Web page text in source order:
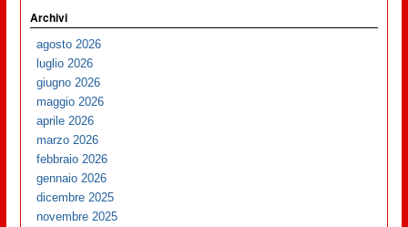
Archivi
agosto 2026
luglio 2026
giugno 2026
maggio 2026
aprile 2026
marzo 2026
febbraio 2026
gennaio 2026
dicembre 2025
novembre 2025